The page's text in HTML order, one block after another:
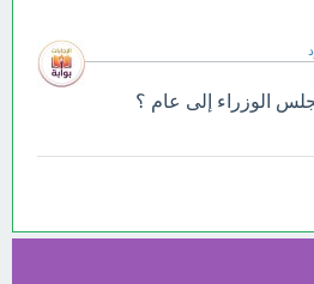
الوزراء إلى عام ؟